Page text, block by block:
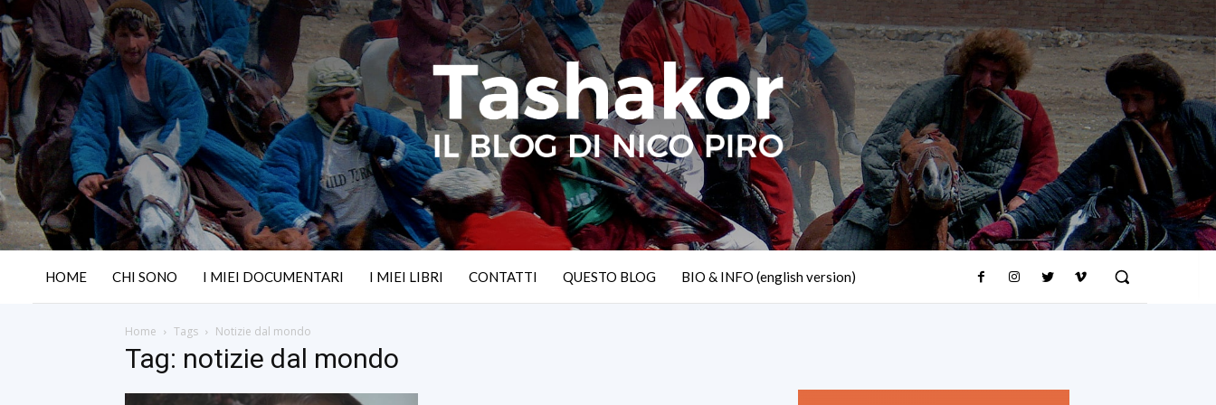
HOME CHI SONO I MIEI DOCUMENTARI I MIEI LIBRI CONTATTI QUESTO BLOG BIO & INFO (english version)
Home Tags Notizie dal mondo
Tag: notizie dal mondo